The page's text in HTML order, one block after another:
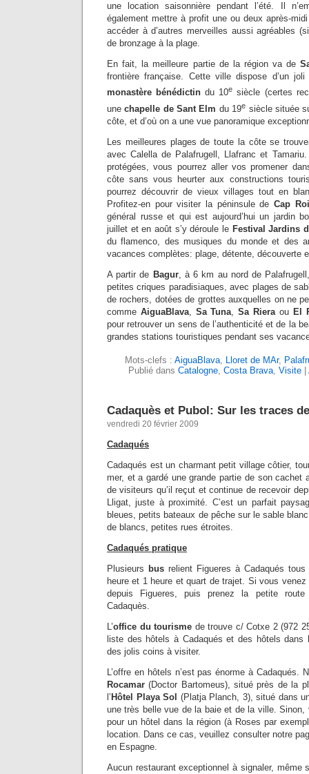
une location saisonnière pendant l’été. Il
également mettre à profit une ou deux après-
accéder à d’autres merveilles aussi agréables
de bronzage à la plage.
En fait, la meilleure partie de la région va de
frontière française. Cette ville dispose d’un
monastère bénédictin du 10e siècle (certes
unechapelle de Sant Elm du 19e siècle située
côte, et d’où on a une vue panoramique
Les meilleures plages de toute la côte se
avec Calella de Palafrugell, Llafranc et
protégées, vous pourrez aller vos promener
côte sans vous heurter aux constructions
pourrez découvrir de vieux villages tout en
Profitez-en pour visiter la péninsule deCap
général russe et qui est aujourd’hui un jardin
juillet et en août s’y déroule le Festival Jardins
du flamenco, des musiques du monde et des
vacances complètes: plage, détente, découverte
A partir de Bagur, à 6 km au nord de
petites criques paradisiaques, avec plages de
de rochers, dotées de grottes auxquelles on ne
comme AiguaBlava, Sa Tuna,Sa Rieraou El
pour retrouver un sens de l’authenticité et de la
grandes stations touristiques pendant ses
Mots-clefs : AiguaBlava, Lloret de MAr,
Publié dans Catalogne, Costa Brava, Visite
Cadaquès et Pubol: Sur les traces
vendredi 20 février 2009
Cadaqués
Cadaqués est un charmant petit village côtier,
mer, et a gardé une grande partie de son cachet
de visiteurs qu’il reçut et continue de recevoir
Lligat, juste à proximité. C’est un parfait
bleues, petits bateaux de pêche sur le sable
de blancs, petites rues étroites.
Cadaqués pratique
Plusieurs bus relient Figueres à Cadaqués
heure et 1 heure et quart de trajet. Si vous
depuis Figueres, puis prenez la petite route
Cadaquès.
L’office du tourisme de trouve c/ Cotxe 2 (972
liste des hôtels à Cadaqués et des hôtels
des jolis coins à visiter.
L’offre en hôtels n’est pas énorme à Cadaqués.
Rocamar (Doctor Bartomeus), situé près de la
l’ Hôtel Playa Sol (Platja Planch, 3), situé dans
une très belle vue de la baie et de la ville. Sinon,
pour un hôtel dans la région (à Roses par
location. Dans ce cas, veuillez consulter notre
en Espagne.
Aucun restaurant exceptionnel à signaler,